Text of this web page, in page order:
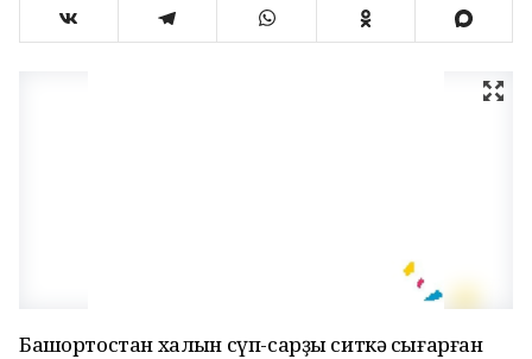
Башҡортостан халҡын сүп-сарҙы ситкә сығарған